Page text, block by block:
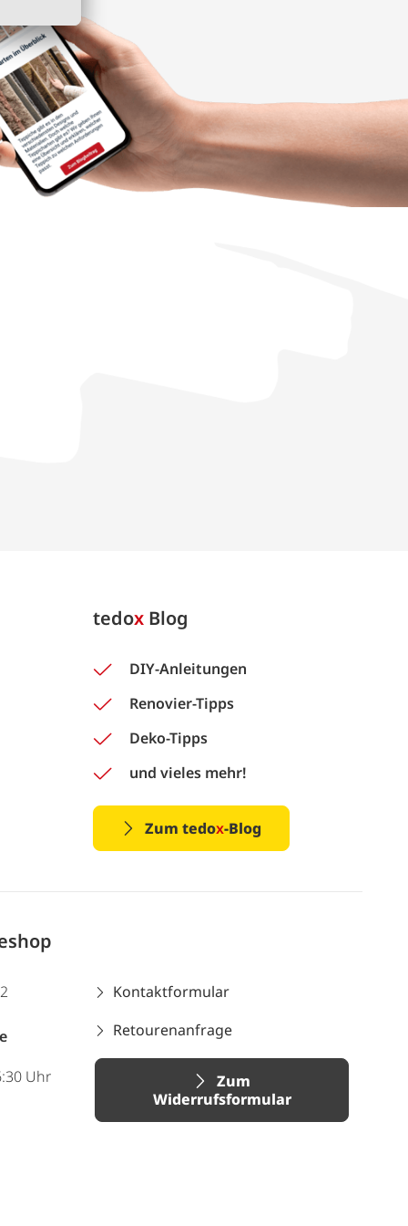
tedox Blog
DIY-Anleitungen
Renovier-Tipps
Deko-Tipps
und vieles mehr!
Zum tedox-Blog
Uhr
Kontaktformular
Retourenanfrage
Zum
Widerrufsformular